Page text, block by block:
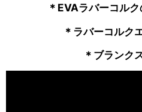
＊EVAラバーコル
＊ラバーコルク
＊ブランク